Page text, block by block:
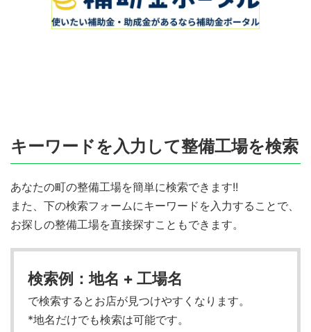
キーワードを入力して整備工場を検索
あなたの町の整備工場を簡単に検索できます!!
また、下の検索フォームにキーワードを入力することで、
お探しの整備工場を直接探すこともできます。
検索例：地名 + 工場名
で検索するとお店が見つけやすくなります。
*地名だけでも検索は可能です。